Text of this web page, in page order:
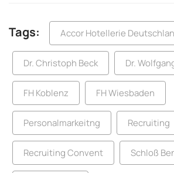
Tags: Accor Hotellerie
Dr. Christoph Beck Dr.
FH Koblenz FH Wiesbaden
Personalmarkeitng Recruiting
Recruiting Convent Schloß